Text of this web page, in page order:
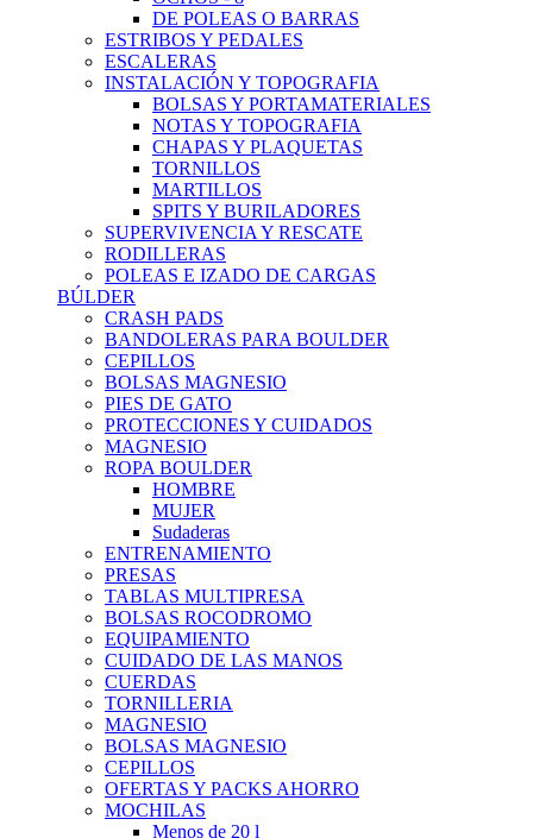
DE POLEAS O BARRAS
ESTRIBOS Y PEDALES
ESCALERAS
INSTALACIÓN Y TOPOGRAFIA
BOLSAS Y PORTAMATERIALES
NOTAS Y TOPOGRAFIA
CHAPAS Y PLAQUETAS
TORNILLOS
MARTILLOS
SPITS Y BURILADORES
SUPERVIVENCIA Y RESCATE
RODILLERAS
POLEAS E IZADO DE CARGAS
BÚLDER
CRASH PADS
BANDOLERAS PARA BOULDER
CEPILLOS
BOLSAS MAGNESIO
PIES DE GATO
PROTECCIONES Y CUIDADOS
MAGNESIO
ROPA BOULDER
HOMBRE
MUJER
Sudaderas
ENTRENAMIENTO
PRESAS
TABLAS MULTIPRESA
BOLSAS ROCODROMO
EQUIPAMIENTO
CUIDADO DE LAS MANOS
CUERDAS
TORNILLERIA
MAGNESIO
BOLSAS MAGNESIO
CEPILLOS
OFERTAS Y PACKS AHORRO
MOCHILAS
Menos de 20 l